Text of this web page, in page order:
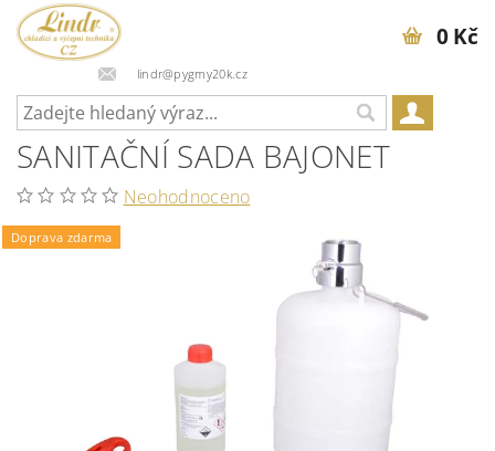
lindr@pygmy20k.cz
0 Kč
SANITAČNÍ SADA BAJONET
Neohodnoceno
Doprava zdarma